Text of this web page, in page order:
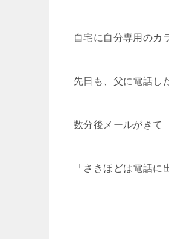
自宅に自分専用のカ
先日も、父に電話し
数分後メールがきて
「さきほどは電話に